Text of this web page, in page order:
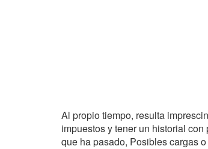
Al propio tiempo, resulta
impuestos y tener un historial
que ha pasado, Posibles cargas